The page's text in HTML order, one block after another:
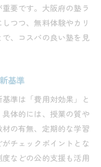
要です。大阪府の塾ラ
つつ、無料体験やカリ
、コスパの良い塾を見
基準
準は「費用対効果」と
具体的には、授業の質や
の有無、定期的な学習
チェックポイントとな
などの公的支援も活用